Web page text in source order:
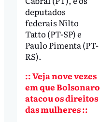
deputados
federais Nilto
Tatto (PT-SP) e
Paulo Pimenta (PT-
RS).
:: Veja nove vezes
em que Bolsonaro
atacou os direitos
das mulheres ::